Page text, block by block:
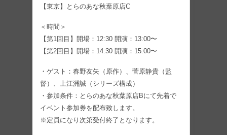
【東京】とらのあな秋葉原店C
＜時間＞
【第1回目】開場：12:30 開演：13:00〜
【第2回目】開場：14:30 開演：15:00〜
・ゲスト：春野友矢（原作）、菅原静貴（監
督）、上江洲誠（シリーズ構成）
・参加条件：とらのあな秋葉原店Bにて先着で
イベント参加券を配布致します。
※定員になり次第受付終了となります。